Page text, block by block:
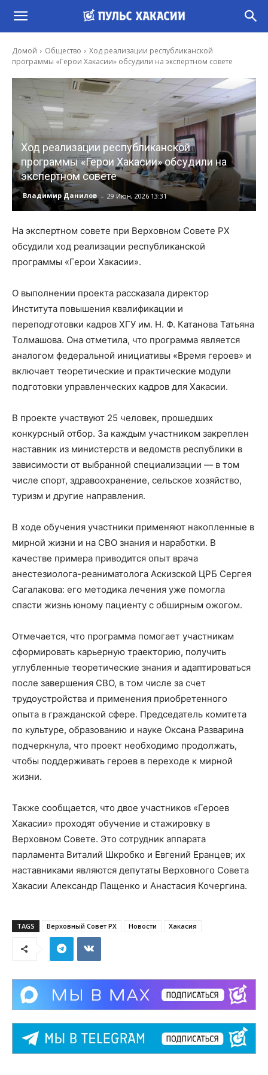
Домой Общество
Ход реализации республиканской
программы «Герои Хакасии» обсудили на экспертном совете
Ход реализации республиканской
программы «Герои Хакасии» обсудили на
экспертном совете
Владимир Данилов - 29 Июн, 2026 13:31
На экспертном совете при Верховном Совете РХ
обсудили ход реализации республиканской
программы «Герои Хакасии».
О выполнении проекта рассказала директор
Института повышения квалификации и
переподготовки кадров ХГУ им. Н. Ф. Катанова Татьяна
Толмашова. Она отметила, что программа является
аналогом федеральной инициативы «Время героев» и
включает теоретические и практические модули
подготовки управленческих кадров для Хакасии.
В проекте участвуют 25 человек, прошедших
конкурсный отбор. За каждым участником закреплен
наставник из министерств и ведомств республики в
зависимости от выбранной специализации — в том
числе спорт, здравоохранение, сельское хозяйство,
туризм и другие направления.
В ходе обучения участники применяют накопленные в
мирной жизни и на СВО знания и наработки. В
качестве примера приводится опыт врача
анестезиолога-реаниматолога Аскизской ЦРБ Сергея
Сагалакова: его методика лечения уже помогла
спасти жизнь юному пациенту с обширным ожогом.
Отмечается, что программа помогает участникам
сформировать карьерную траекторию, получить
углубленные теоретические знания и адаптироваться
после завершения СВО, в том числе за счет
трудоустройства и применения приобретенного
опыта в гражданской сфере. Председатель комитета
по культуре, образованию и науке Оксана Разварина
подчеркнула, что проект необходимо продолжать,
чтобы поддерживать героев в переходе к мирной
жизни.
Также сообщается, что двое участников «Героев
Хакасии» проходят обучение и стажировку в
Верховном Совете. Это сотрудник аппарата
парламента Виталий Шкробко и Евгений Еранцев; их
наставниками являются депутаты Верховного Совета
Хакасии Александр Пащенко и Анастасия Кочергина.
TAGS Верховный Совет РХ Новости Хакасия